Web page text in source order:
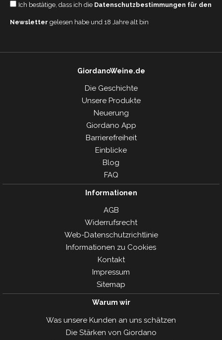
Ich bestätige, dass ich die Datenschutzbestimmungen für den
Newsletter gelesen habe und 18 Jahre alt bin
GiordanoWeine.de
Die Geschichte
Unsere Produkte
Neuerung
Giordano App
Barrierefreiheit
Einblicke
Blog
FAQ
Informationen
AGB
Widerrufsrecht
Web-Datenschutzrichtlinie
Informationen zu Cookies
Kontakt
Impressum
Sitemap
Warum wir
Was unsere Kunden an uns schätzen
Die Stärken von Giordano